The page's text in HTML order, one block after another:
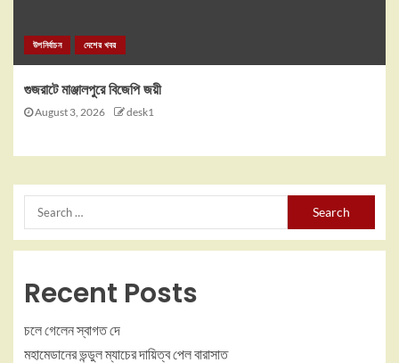
উপনির্বাচন দেশের খবর
গুজরাটে মাঞ্জালপুরে বিজেপি জয়ী
August 3, 2026 desk1
Recent Posts
চলে গেলেন স্বাগত দে
মহামেডানের ভন্ডুল ম্যাচের দায়িত্ব পেল বারাসাত